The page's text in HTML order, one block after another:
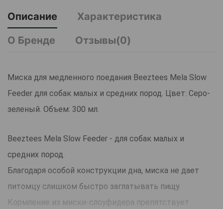
Описание
Характеристика
О Бренде
Отзывы(0)
Миска для медленного поедания Beeztees Mela Slow
Feeder для собак малых и средних пород. Цвет: Серо-
зеленый. Объем: 300 мл.
Beeztees Mela Slow Feeder - для собак малых и
средних пород.
Благодаря особой конструкции дна, миска не дает
питомцу слишком быстро заглатывать пищу.
Кормление из миски-слоуфидера препятствует